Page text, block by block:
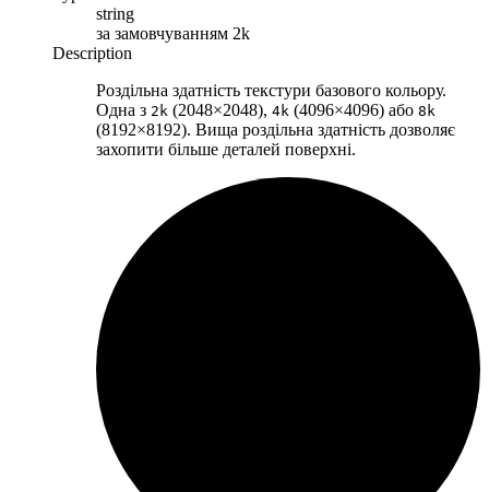
string
за замовчуванням 2k
Description
Роздільна здатність текстури базового кольору.
Одна з 2k (2048×2048), 4k (4096×4096) або 8k
(8192×8192). Вища роздільна здатність дозволяє
захопити більше деталей поверхні.